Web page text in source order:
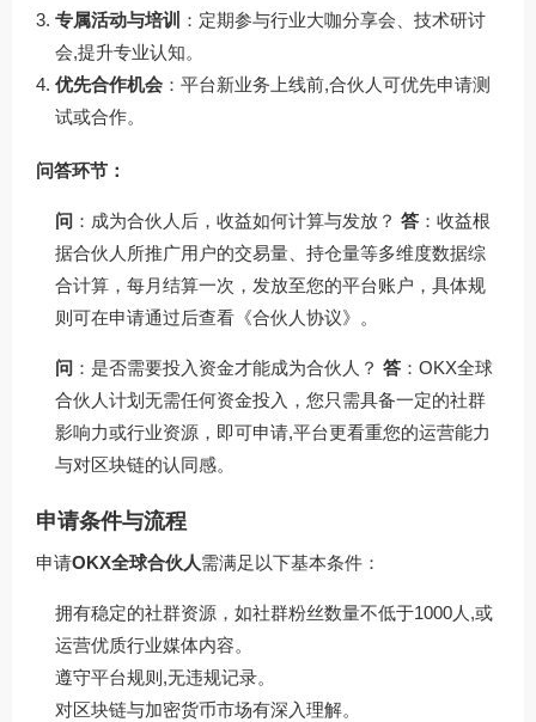
专属活动与培训 ：定期参与行业大咖分享会、技术研讨
会,提升专业认知。
优先合作机会 ：平台新业务上线前,合伙人可优先申请测
试或合作。
问答环节：
问 ：成为合伙人后，收益如何计算与发放？ 答 ：收益根
据合伙人所推广用户的交易量、持仓量等多维度数据综
合计算，每月结算一次，发放至您的平台账户，具体规
则可在申请通过后查看《合伙人协议》。
问 ：是否需要投入资金才能成为合伙人？ 答 ：OKX全球
合伙人计划无需任何资金投入，您只需具备一定的社群
影响力或行业资源，即可申请,平台更看重您的运营能力
与对区块链的认同感。
申请条件与流程
申请OKX全球合伙人需满足以下基本条件：
拥有稳定的社群资源，如社群粉丝数量不低于1000人,或
运营优质行业媒体内容。
遵守平台规则,无违规记录。
对区块链与加密货币市场有深入理解。